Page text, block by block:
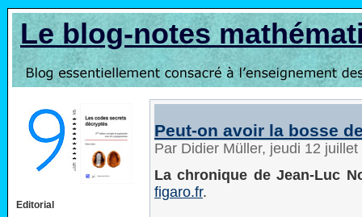
Le blog-notes
Editorial
Peut-on avoir la bosse
Par Didier Müller, jeudi 12
La chronique de Jean-Luc
figaro.fr.